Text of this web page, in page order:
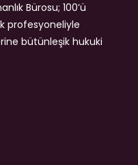
Bürosu; 100’ü
profesyoneliyle
bütünleşik hukuki